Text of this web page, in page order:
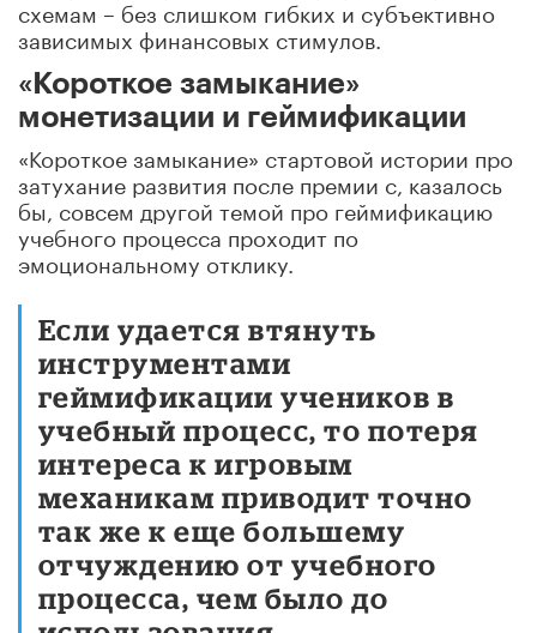
схемам – без слишком гибких и субъективно
зависимых финансовых стимулов.
«Короткое замыкание»
монетизации и геймификации
«Короткое замыкание» стартовой истории про
затухание развития после премии с, казалось
бы, совсем другой темой про геймификацию
учебного процесса проходит по
эмоциональному отклику.
Если удается втянуть
инструментами
геймификации учеников в
учебный процесс, то потеря
интереса к игровым
механикам приводит точно
так же к еще большему
отчуждению от учебного
процесса, чем было до